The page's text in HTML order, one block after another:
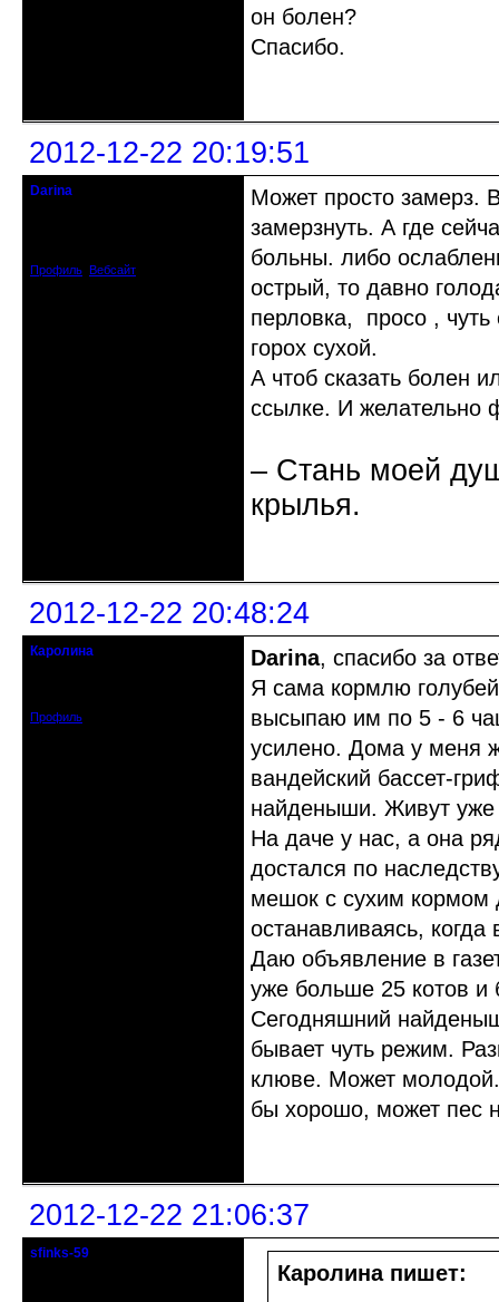
он болен?
Спасибо.
2012-12-22 20:19:51
Darina
Профиль Вебсайт
Может просто замерз.
замерзнуть. А где
больны. либо
острый, то давно
перловка, просо , чуть
горох сухой.
А чтоб сказать болен
ссылке. И желательно
– Стань моей
крылья.
2012-12-22 20:48:24
Каролина
Профиль
Darina, спасибо за
Я сама кормлю
высыпаю им по 5 - 6
усилено. Дома у меня
вандейский бассет-
найденыши. Живут уже
На даче у нас, а она
достался по
мешок с сухим кормом
останавливаясь, когда
Даю объявление в
уже больше 25 котов и
Сегодняшний
бывает чуть режим.
клюве. Может
бы хорошо, может пес
2012-12-22 21:06:37
sfinks-59
Каролина пишет: